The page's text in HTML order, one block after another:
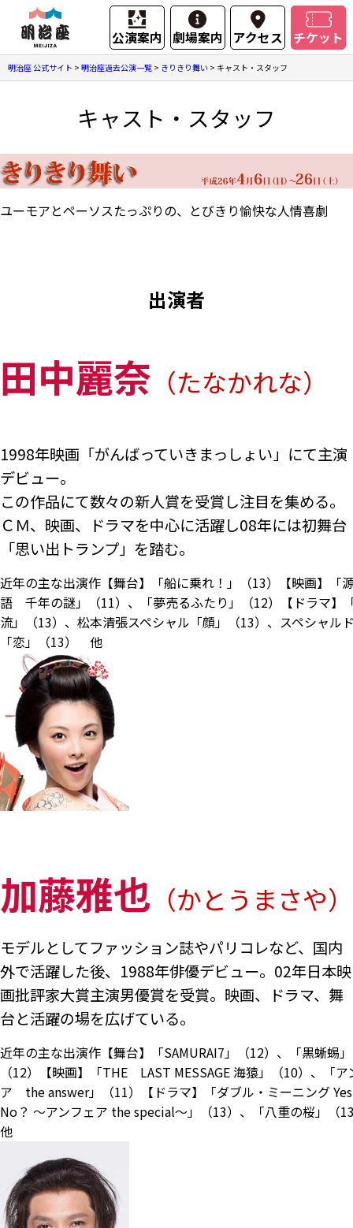
公演案内 劇場案内 アクセス チケット
明治座 公式サイト > 明治座過去公演一覧 > きりきり舞い > キャスト・スタッフ
キャスト・スタッフ
ユーモアとペーソスたっぷりの、とびきり愉快な人情喜劇
出演者
田中麗奈 （たなかれな）
1998年映画「がんばっていきまっしょい」にて主演
デビュー。
この作品にて数々の新人賞を受賞し注目を集める。
ＣＭ、映画、ドラマを中心に活躍し08年には初舞台
「思い出トランプ」を踏む。
近年の主な出演作【舞台】「船に乗れ！」（13）【映画】「
語 千年の謎」（11）、「夢売るふたり」（12）【ドラマ】
流」（13）、松本清張スペシャル「顔」（13）、スペシャル
「恋」（13） 他
加藤雅也 （かとうまさや）
モデルとしてファッション誌やパリコレなど、国内
外で活躍した後、1988年俳優デビュー。02年日本映
画批評家大賞主演男優賞を受賞。映画、ドラマ、舞
台と活躍の場を広げている。
近年の主な出演作【舞台】「SAMURAI7」（12）、「黒蜥蜴」
（12）【映画】「THE LAST MESSAGE 海猿」（10）、「ア
ア the answer」（11）【ドラマ】「ダブル・ミーニング
No？ ～アンフェア the special～」（13）、「八重の桜」
他